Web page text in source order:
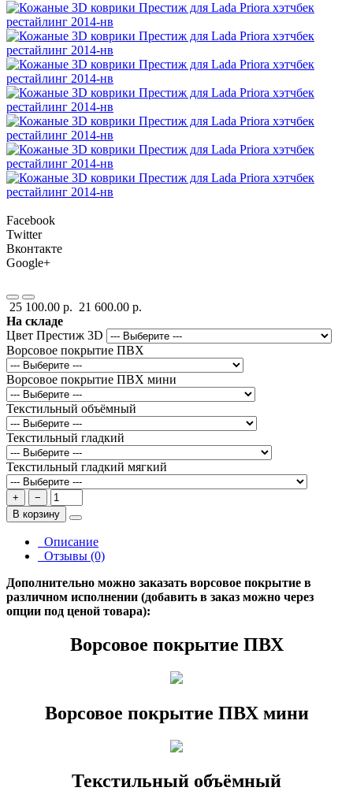
Facebook
Twitter
Вконтакте
Google+
25 100.00 р. 21 600.00 р.
На складе
Цвет Престиж 3D
Ворсовое покрытие ПВХ
Ворсовое покрытие ПВХ мини
Текстильный объёмный
Текстильный гладкий
Текстильный гладкий мягкий
+
−
В корзину
Описание
Отзывы (0)
Дополнительно можно заказать ворсовое покрытие в
различном исполнении (добавить в заказ можно через
опции под ценой товара):
Ворсовое покрытие ПВХ
Ворсовое покрытие ПВХ мини
Текстильный объёмный